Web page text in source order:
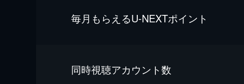
毎⽉もらえるU-NEXTポイント
同時視聴アカウント数